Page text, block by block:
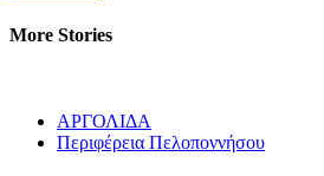
More Stories
ΑΡΓΟΛΙΔΑ
Περιφέρεια Πελοποννήσου